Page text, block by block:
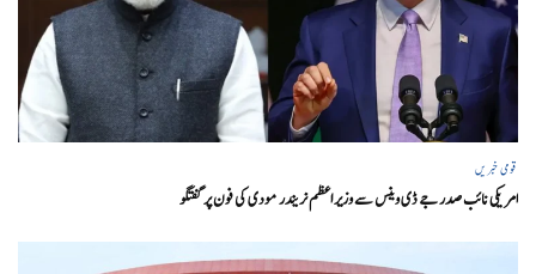
قومی خبریں
امریکی نائب صدر جے ڈی وینس سے وزیر اعظم نریندر مودی کی فون پر گفتگو